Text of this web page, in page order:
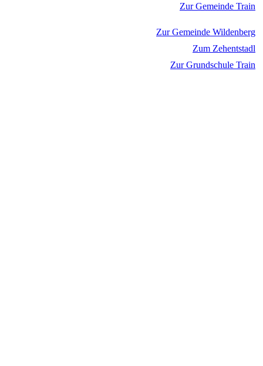
Zur Gemeinde Train
Zur Gemeinde Wildenberg
Zum Zehentstadl
Zur Grundschule Train